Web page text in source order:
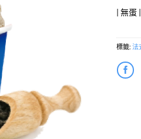
| 無蛋 |
標籤: 法